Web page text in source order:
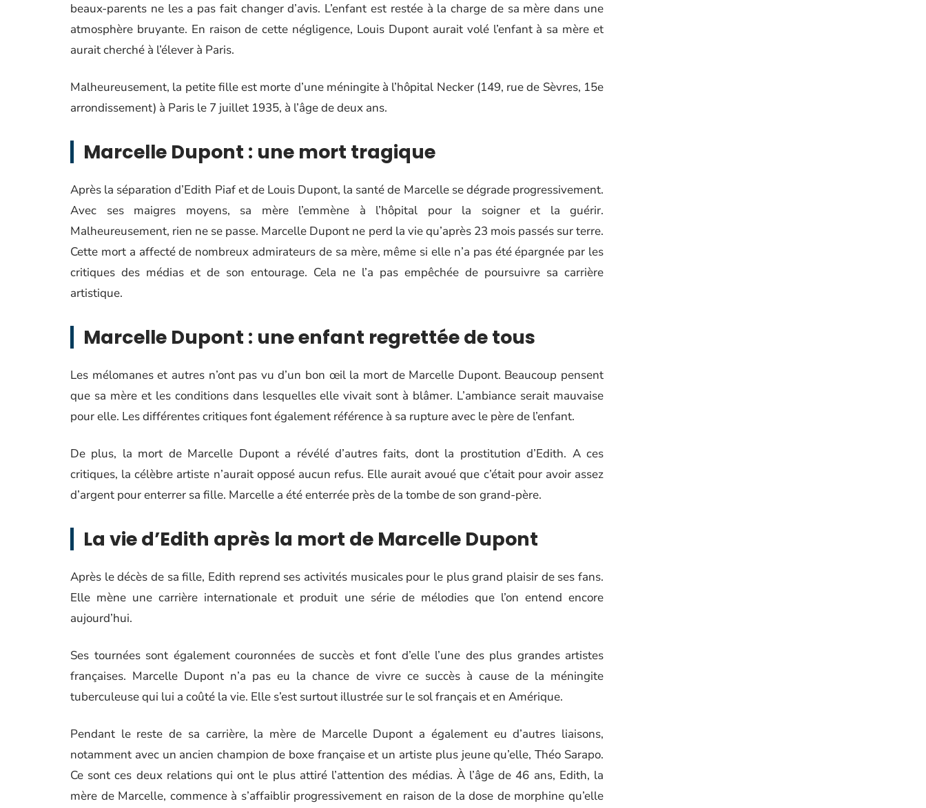
beaux-parents ne les a pas fait changer d’avis. L’enfant est restée à la charge de sa mère dans une
atmosphère bruyante. En raison de cette négligence, Louis Dupont aurait volé l’enfant à sa mère et
aurait cherché à l’élever à Paris.
Malheureusement, la petite fille est morte d’une méningite à l’hôpital Necker (149, rue de Sèvres, 15e
arrondissement) à Paris le 7 juillet 1935, à l’âge de deux ans.
Marcelle Dupont : une mort tragique
Après la séparation d’Edith Piaf et de Louis Dupont, la santé de Marcelle se dégrade progressivement.
Avec ses maigres moyens, sa mère l’emmène à l’hôpital pour la soigner et la guérir.
Malheureusement, rien ne se passe. Marcelle Dupont ne perd la vie qu’après 23 mois passés sur terre.
Cette mort a affecté de nombreux admirateurs de sa mère, même si elle n’a pas été épargnée par les
critiques des médias et de son entourage. Cela ne l’a pas empêchée de poursuivre sa carrière
artistique.
Marcelle Dupont : une enfant regrettée de tous
Les mélomanes et autres n’ont pas vu d’un bon œil la mort de Marcelle Dupont. Beaucoup pensent
que sa mère et les conditions dans lesquelles elle vivait sont à blâmer. L’ambiance serait mauvaise
pour elle. Les différentes critiques font également référence à sa rupture avec le père de l’enfant.
De plus, la mort de Marcelle Dupont a révélé d’autres faits, dont la prostitution d’Edith. A ces
critiques, la célèbre artiste n’aurait opposé aucun refus. Elle aurait avoué que c’était pour avoir assez
d’argent pour enterrer sa fille. Marcelle a été enterrée près de la tombe de son grand-père.
La vie d’Edith après la mort de Marcelle Dupont
Après le décès de sa fille, Edith reprend ses activités musicales pour le plus grand plaisir de ses fans.
Elle mène une carrière internationale et produit une série de mélodies que l’on entend encore
aujourd’hui.
Ses tournées sont également couronnées de succès et font d’elle l’une des plus grandes artistes
françaises. Marcelle Dupont n’a pas eu la chance de vivre ce succès à cause de la méningite
tuberculeuse qui lui a coûté la vie. Elle s’est surtout illustrée sur le sol français et en Amérique.
Pendant le reste de sa carrière, la mère de Marcelle Dupont a également eu d’autres liaisons,
notamment avec un ancien champion de boxe française et un artiste plus jeune qu’elle, Théo Sarapo.
Ce sont ces deux relations qui ont le plus attiré l’attention des médias. À l’âge de 46 ans, Edith, la
mère de Marcelle, commence à s’affaiblir progressivement en raison de la dose de morphine qu’elle